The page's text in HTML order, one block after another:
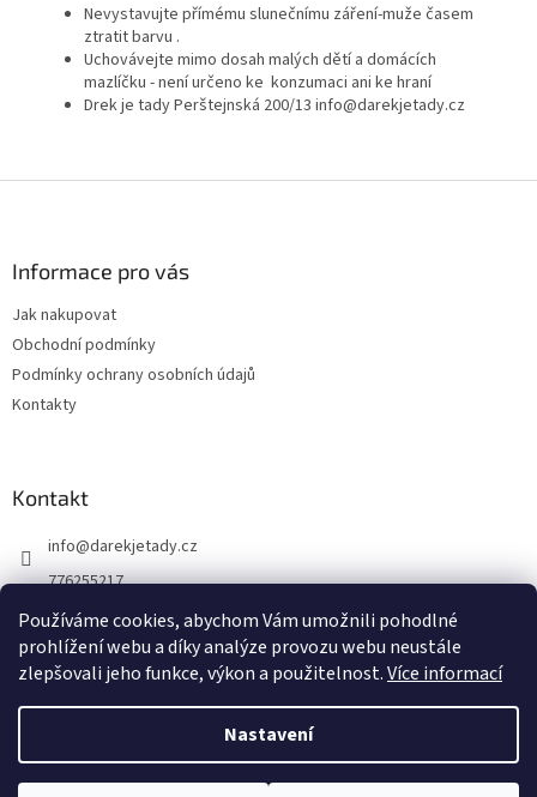
Používáme cookies, abychom Vám umožnili pohodlné
prohlížení webu a díky analýze provozu webu neustále
zlepšovali jeho funkce, výkon a použitelnost.Více informací
Nastavení
Nevystavujte přímému slunečnímu záření-muže časem
ztratit barvu .
Uchovávejte mimo dosah malých dětí a domácích
mazlíčku - není určeno ke konzumaci ani ke hraní
Drek je tady Perštejnská 200/13 info@darekjetady.cz
Informace pro vás
Jak nakupovat
Obchodní podmínky
Podmínky ochrany osobních údajů
Kontakty
Kontakt
info@darekjetady.cz
776255217
DÁREK JE TADY
darek_je_tady
Vytvořil Shoptet